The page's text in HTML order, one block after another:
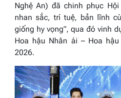
Nghệ An) đã chinh phục
nhan sắc, trí tuệ, bản lĩnh
giống hy vọng”, qua đó vinh
Hoa hậu Nhân ái – Hoa
2026.